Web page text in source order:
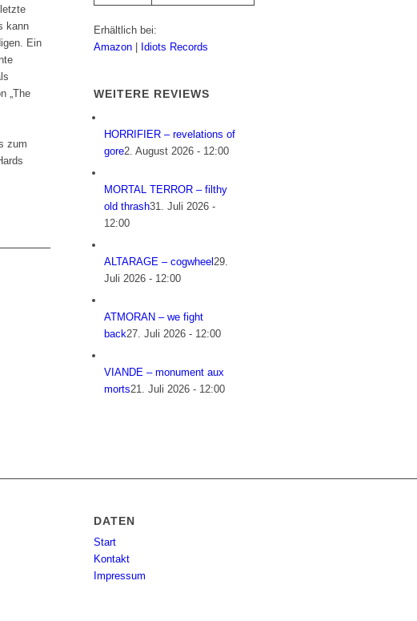
kann
Ein
„The
zum
Erhältlich bei:
Amazon
Idiots Records
WEITERE REVIEWS
HORRIFIER – revelations of
gore2. August 2026 - 12:00
MORTAL TERROR – filthy
old thrash31. Juli 2026 -
12:00
ALTARAGE – cogwheel29.
Juli 2026 - 12:00
ATMORAN – we fight
back27. Juli 2026 - 12:00
VIANDE – monument aux
morts21. Juli 2026 - 12:00
DATEN
Start
Kontakt
Impressum